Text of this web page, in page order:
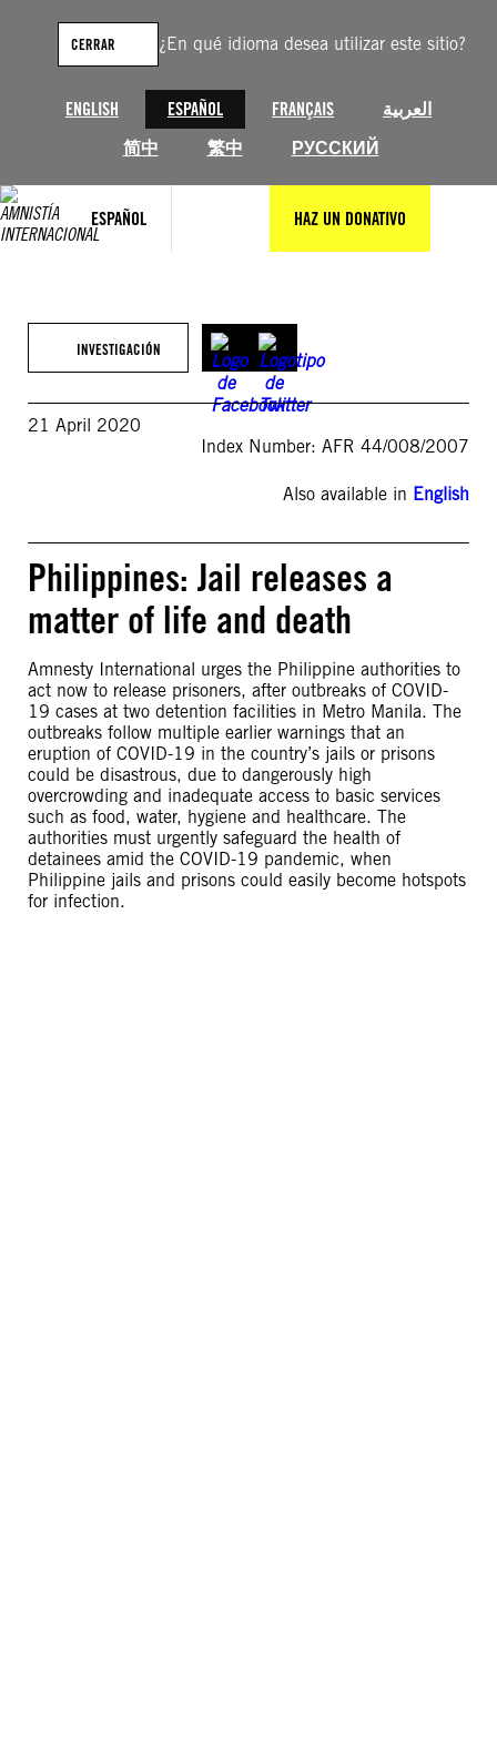
¿En qué idioma desea utilizar este sitio?
ENGLISH ESPAÑOL FRANÇAIS
العربية
简中
繁中 РУССКИЙ
CERRAR
ESPAÑOL HAZ UN DONATIVO
contenido
INVESTIGACIÓN
21 April 2020
Index Number: AFR 44/008/2007
Also available in English
Philippines: Jail releases a
matter of life and death
Amnesty International urges the Philippine authorities to
act now to release prisoners, after outbreaks of COVID-
19 cases at two detention facilities in Metro Manila. The
outbreaks follow multiple earlier warnings that an
eruption of COVID-19 in the country’s jails or prisons
could be disastrous, due to dangerously high
overcrowding and inadequate access to basic services
such as food, water, hygiene and healthcare. The
authorities must urgently safeguard the health of
detainees amid the COVID-19 pandemic, when
Philippine jails and prisons could easily become hotspots
for infection.